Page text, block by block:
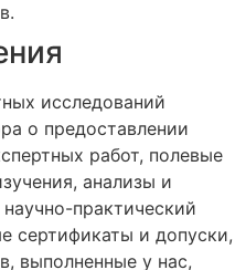
исследований
о предоставлении
работ, полевые
анализы и
практический
сертификаты и допуски,
выполненные у нас,